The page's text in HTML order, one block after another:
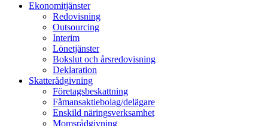
Ekonomitjänster
Redovisning
Outsourcing
Interim
Lönetjänster
Bokslut och årsredovisning
Deklaration
Skatterådgivning
Företagsbeskattning
Fåmansaktiebolag/delägare
Enskild näringsverksamhet
Momsrådgivning